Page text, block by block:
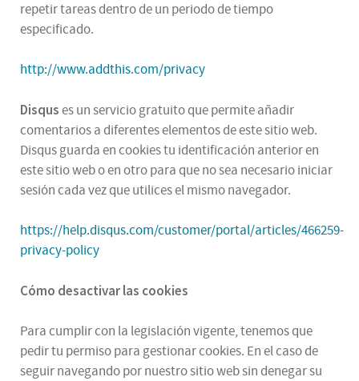
repetir tareas dentro de un periodo de tiempo
especificado.
http://www.addthis.com/privacy
Disquses un servicio gratuito que permite añadir
comentarios a diferentes elementos de este sitio web.
Disqus guarda en cookies tu identificación anterior en
este sitio web o en otro para que no sea necesario iniciar
sesión cada vez que utilices el mismo navegador.
https://help.disqus.com/customer/portal/articles/466259-
privacy-policy
Cómo desactivar las cookies
Para cumplir con la legislación vigente, tenemos que
pedir tu permiso para gestionar cookies. En el caso de
seguir navegando por nuestro sitio web sin denegar su